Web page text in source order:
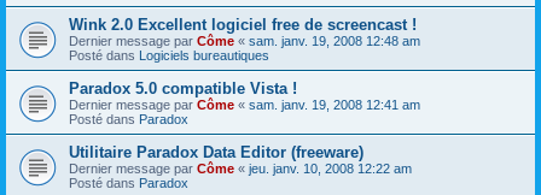
Wink 2.0 Excellent logiciel free de screencast !
Dernier message par Côme « sam. janv. 19, 2008 12:48 am
Posté dans Logiciels bureautiques
Paradox 5.0 compatible Vista !
Dernier message par Côme « sam. janv. 19, 2008 12:41 am
Posté dans Paradox
Utilitaire Paradox Data Editor (freeware)
Dernier message par Côme « jeu. janv. 10, 2008 12:22 am
Posté dans Paradox